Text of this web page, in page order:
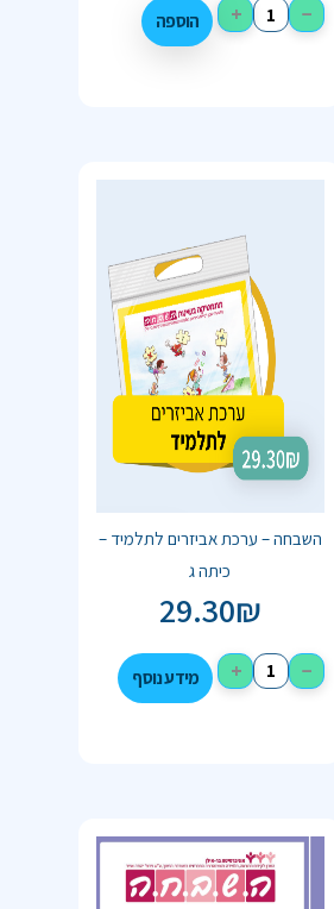
−
+ הוספה
השבחה – ערכת אביזרים לתלמיד –
כיתה ג
29.30₪
−
+ מידע נוסף